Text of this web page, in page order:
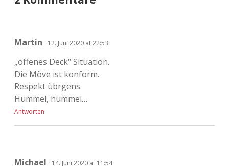
Martin 12. Juni 2020 at 22:53
„offenes Deck“ Situation.
Die Möve ist konform.
Respekt übrgens.
Hummel, hummel…
Antworten
Michael 14. Juni 2020 at 11:54